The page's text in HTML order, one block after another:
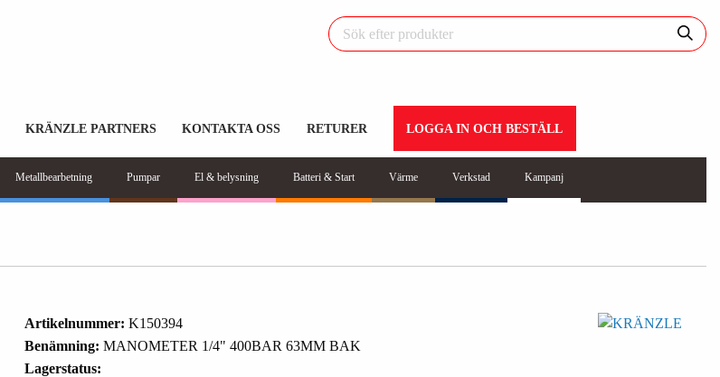
KRÄNZLE PARTNERS KONTAKTA OSS RETURER LOGGA IN OCH BESTÄLL
Metallbearbetning Pumpar El & belysning Batteri & Start Värme Verkstad Kampanj
Artikelnummer: K150394
Benämning: MANOMETER 1/4" 400BAR 63MM BAK
Lagerstatus: